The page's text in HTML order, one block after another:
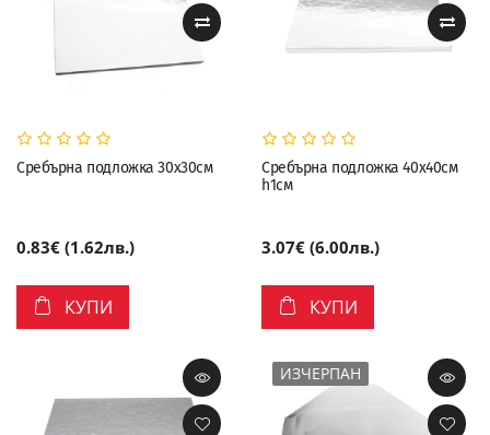
Сребърна подложка 30х30см
0.83€ (1.62лв.)
КУПИ
Сребърна подложка 40х40см
h1см
3.07€ (6.00лв.)
КУПИ
ИЗЧЕРПАН